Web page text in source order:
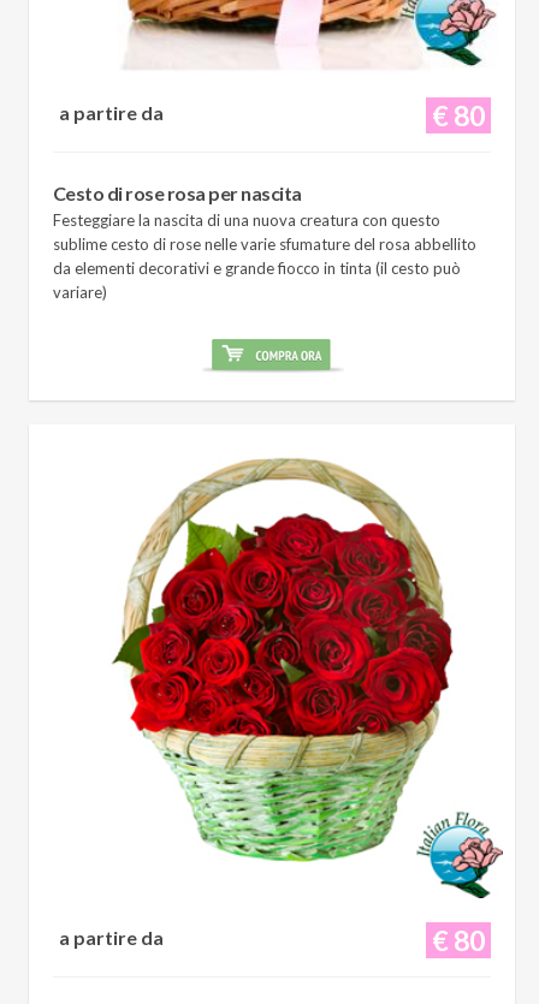
€ 80
a partire da
Cesto di rose rosa per nascita
Festeggiare la nascita di una nuova creatura con questo
sublime cesto di rose nelle varie sfumature del rosa abbellito
da elementi decorativi e grande fiocco in tinta (il cesto può
variare)
€ 80
a partire da